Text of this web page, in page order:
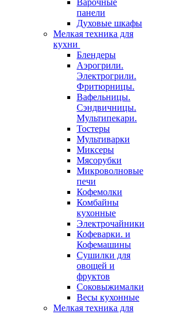
Варочные
панели
Духовые шкафы
Мелкая техника для
кухни
Блендеры
Аэрогрили.
Электрогрили.
Фритюрницы.
Вафельницы.
Сэндвичницы.
Мультипекари.
Тостеры
Мультиварки
Миксеры
Мясорубки
Микроволновые
печи
Кофемолки
Комбайны
кухонные
Электрочайники
Кофеварки. и
Кофемашины
Сушилки для
овощей и
фруктов
Соковыжималки
Весы кухонные
Мелкая техника для